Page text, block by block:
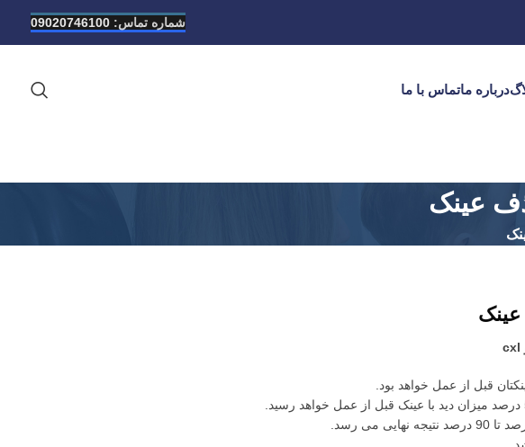
شماره تماس: 09020746100
درباره ماتماس با ما
عینک
cxl